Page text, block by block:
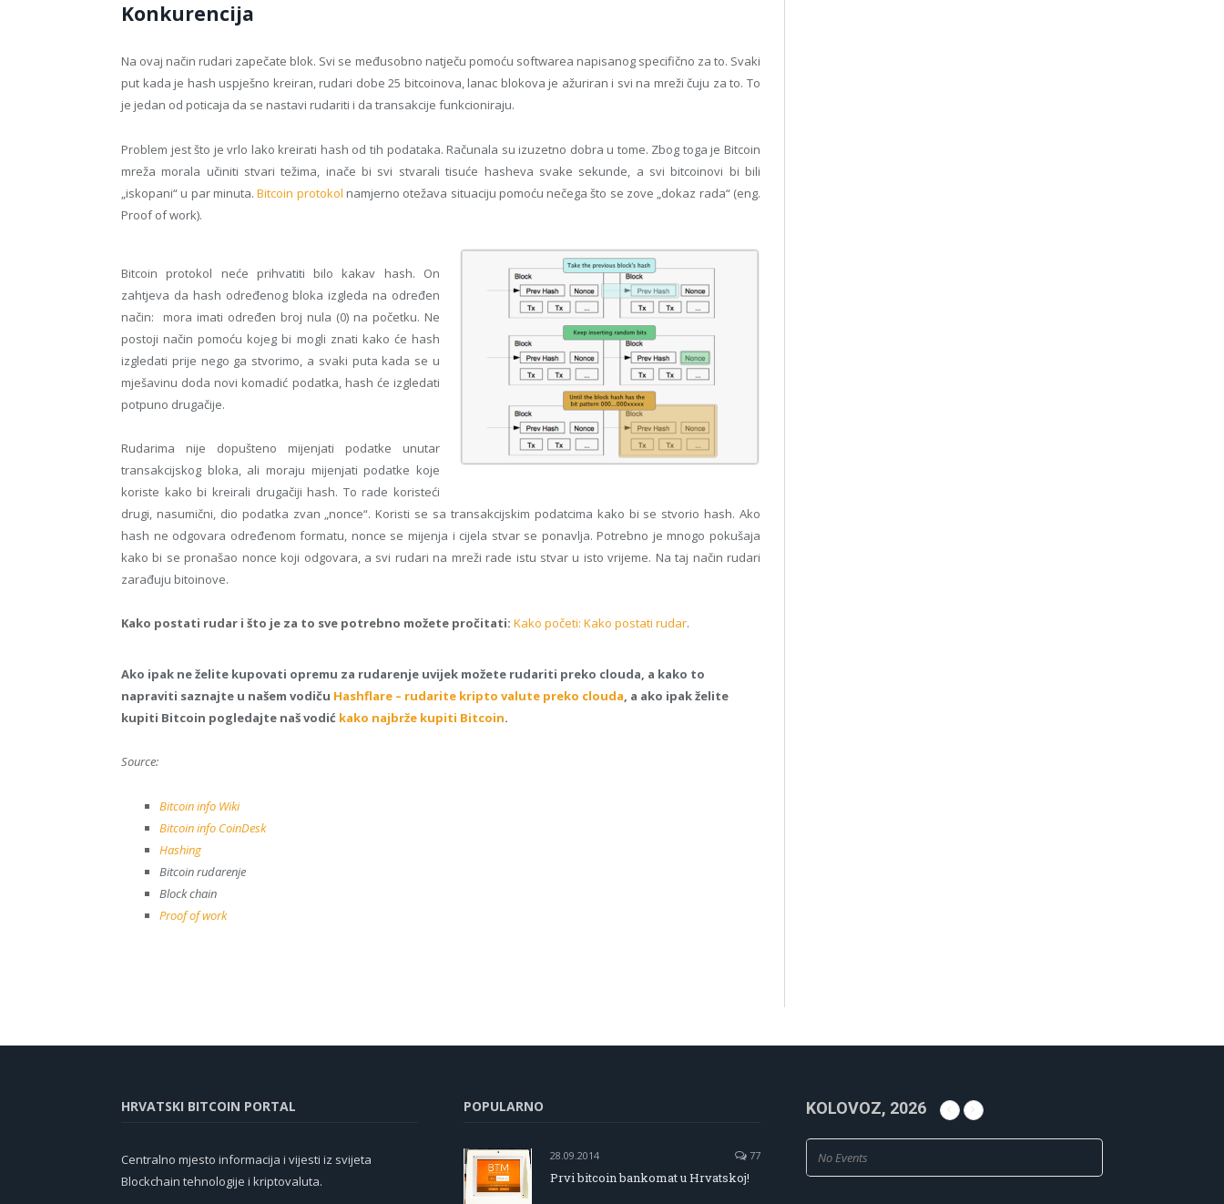
Konkurencija
Na ovaj način rudari zapečate blok. Svi se međusobno natječu pomoću softwarea napisanog specifično za to. Svaki
put kada je hash uspješno kreiran, rudari dobe 25 bitcoinova, lanac blokova je ažuriran i svi na mreži čuju za to. To
je jedan od poticaja da se nastavi rudariti i da transakcije funkcioniraju.
Problem jest što je vrlo lako kreirati hash od tih podataka. Računala su izuzetno dobra u tome. Zbog toga je Bitcoin
mreža morala učiniti stvari težima, inače bi svi stvarali tisuće hasheva svake sekunde, a svi bitcoinovi bi bili
„iskopani“ u par minuta.Bitcoin protokol namjerno otežava situaciju pomoću nečega što se zove „dokaz rada“ (eng.
Proof of work).
Bitcoin protokol neće prihvatiti bilo kakav hash. On
zahtjeva da hash određenog bloka izgleda na određen
način: mora imati određen broj nula (0) na početku. Ne
postoji način pomoću kojeg bi mogli znati kako će hash
izgledati prije nego ga stvorimo, a svaki puta kada se u
mješavinu doda novi komadić podatka, hash će izgledati
potpuno drugačije.
Rudarima nije dopušteno mijenjati podatke unutar
transakcijskog bloka, ali moraju mijenjati podatke koje
koriste kako bi kreirali drugačiji hash. To rade koristeći
drugi, nasumični, dio podatka zvan „nonce“. Koristi se sa transakcijskim podatcima kako bi se stvorio hash. Ako
hash ne odgovara određenom formatu, nonce se mijenja i cijela stvar se ponavlja. Potrebno je mnogo pokušaja
kako bi se pronašao nonce koji odgovara, a svi rudari na mreži rade istu stvar u isto vrijeme. Na taj način rudari
zarađuju bitoinove.
Kako postati rudar i što je za to sve potrebno možete pročitati: Kako početi: Kako postati rudar.
Ako ipak ne želite kupovati opremu za rudarenje uvijek možete rudariti preko clouda, a kako to
napraviti saznajte u našem vodiču Hashflare – rudarite kripto valute preko clouda, a ako ipak želite
kupiti Bitcoin pogledajte naš vodić kako najbrže kupiti Bitcoin.
Source:
Bitcoin info Wiki
Bitcoin info CoinDesk
Hashing
Bitcoin rudarenje
Block chain
Proof of work
HRVATSKI BITCOIN PORTAL
Centralno mjesto informacija i vijesti iz svijeta
Blockchain tehnologije i kriptovaluta.
POPULARNO
28.09.2014 77
Prvi bitcoin bankomat u Hrvatskoj!
KOLOVOZ, 2026
No Events